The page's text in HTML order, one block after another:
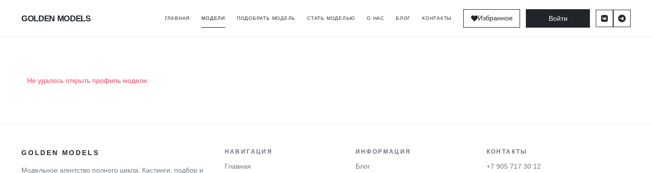
GOLDEN MODELS ГЛАВНАЯ МОДЕЛИ ПОДОБРАТЬ МОДЕЛЬ СТАТЬ МОДЕЛЬЮ О НАС БЛОГ КОНТАКТЫ Избранное Войти
Не удалось открыть профиль модели.
GOLDEN MODELS
Модельное агентство полного цикла. Кастинги, подбор и
НАВИГАЦИЯ
Главная
ИНФОРМАЦИЯ
Блог
КОНТАКТЫ
+7 905 717 30 12